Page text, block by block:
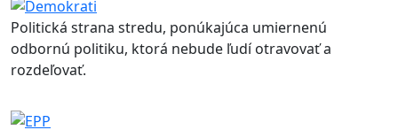
Politická strana stredu, ponúkajúca umiernenú
odbornú politiku, ktorá nebude ľudí otravovať a
rozdeľovať.